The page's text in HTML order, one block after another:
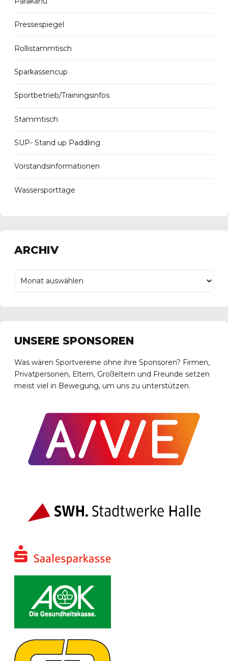
Pressespiegel
Rollistammtisch
Sparkassencup
Sportbetrieb/Trainingsinfos
Stammtisch
SUP- Stand up Paddling
Vorstandsinformationen
Wassersporttage
ARCHIV
UNSERE SPONSOREN
Was wären Sportvereine ohne ihre Sponsoren? Firmen,
Privatpersonen, Eltern, Großeltern und Freunde setzen
meist viel in Bewegung, um uns zu unterstützen.